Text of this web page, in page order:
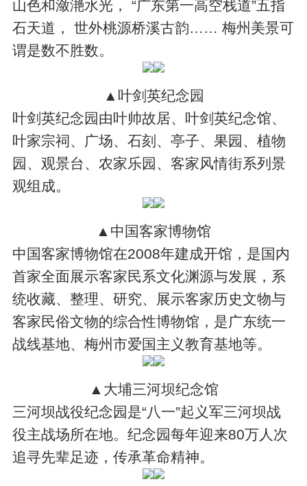
山色和潋滟水光， “广东第一高空栈道”五指
石天道， 世外桃源桥溪古韵…… 梅州美景可
谓是数不胜数。
▲叶剑英纪念园
叶剑英纪念园由叶帅故居、叶剑英纪念馆、
叶家宗祠、广场、石刻、亭子、果园、植物
园、观景台、农家乐园、客家风情街系列景
观组成。
▲中国客家博物馆
中国客家博物馆在2008年建成开馆，是国内
首家全面展示客家民系文化渊源与发展，系
统收藏、整理、研究、展示客家历史文物与
客家民俗文物的综合性博物馆，是广东统一
战线基地、梅州市爱国主义教育基地等。
▲大埔三河坝纪念馆
三河坝战役纪念园是“八一”起义军三河坝战
役主战场所在地。纪念园每年迎来80万人次
追寻先辈足迹，传承革命精神。